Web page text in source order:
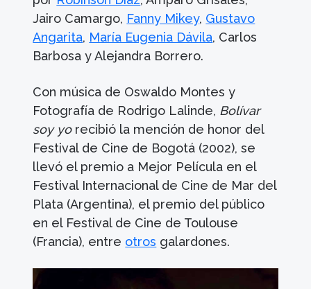
Jairo Camargo, Fanny Mikey, Gustavo
Angarita, María Eugenia Dávila, Carlos
Barbosa y Alejandra Borrero.
Con música de Oswaldo Montes y
Fotografía de Rodrigo Lalinde, Bolívar
soy yorecibió la mención de honor del
Festival de Cine de Bogotá (2002), se
llevó el premio a Mejor Película en el
Festival Internacional de Cine de Mar del
Plata (Argentina), el premio del público
en el Festival de Cine de Toulouse
(Francia), entre otros galardones.